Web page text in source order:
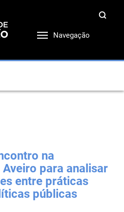
Navegação
na
para analisar
entre práticas
públicas